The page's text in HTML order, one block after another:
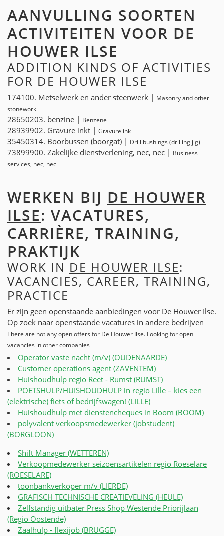
AANVULLING SOORTEN
ACTIVITEITEN VOOR DE
HOUWER ILSE
ADDITION KINDS OF ACTIVITIES
FOR DE HOUWER ILSE
174100. Metselwerk en ander steenwerk | Masonry and other
stonework
28650203. benzine | Benzene
28939902. Gravure inkt | Gravure ink
35450314. Boorbussen (boorgat) | Drill bushings (drilling jig)
73899900. Zakelijke dienstverlening, nec, nec | Business
services, nec, nec
WERKEN BIJ DE HOUWER
ILSE: VACATURES,
CARRIÈRE, TRAINING,
PRAKTIJK
WORK IN DE HOUWER ILSE:
VACANCIES, CAREER, TRAINING,
PRACTICE
Er zijn geen openstaande aanbiedingen voor De Houwer Ilse.
Op zoek naar openstaande vacatures in andere bedrijven
There are not any open offers for De Houwer Ilse. Looking for open
vacancies in other companies
Operator vaste nacht (m/v) (OUDENAARDE)
Customer operations agent (ZAVENTEM)
Huishoudhulp regio Reet - Rumst (RUMST)
POETSHULP/HUISHOUDHULP in regio Lille – kies een
(elektrische) fiets of bedrijfswagen! (LILLE)
Huishoudhulp met dienstencheques in Boom (BOOM)
polyvalent verkoopsmedewerker (jobstudent)
(BORGLOON)
Shift Manager (WETTEREN)
Verkoopmedewerker seizoensartikelen regio Roeselare
(ROESELARE)
toonbankverkoper m/v (LIERDE)
GRAFISCH TECHNISCHE CREATIEVELING (HEULE)
Zelfstandig uitbater Press Shop Westende Priorijlaan
(Regio Oostende)
Zaalhulp - flexijob (BRUGGE)